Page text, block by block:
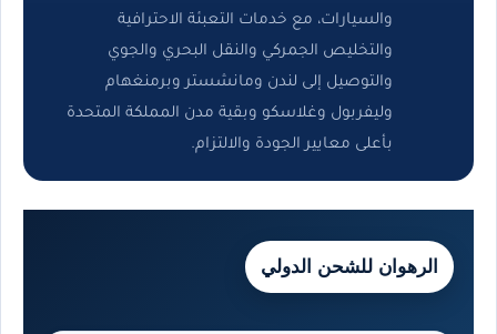
والسيارات، مع خدمات التعبئة الاحترافية
والتخليص الجمركي والنقل البحري والجوي
والتوصيل إلى لندن ومانشستر وبرمنغهام
وليفربول وغلاسكو وبقية مدن المملكة المتحدة
بأعلى معايير الجودة والالتزام.
الرهوان للشحن الدولي